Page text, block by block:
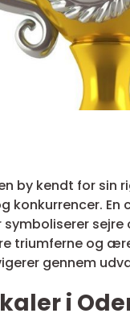
by kendt for
konkurrencer.
triumferne og
gennem
i